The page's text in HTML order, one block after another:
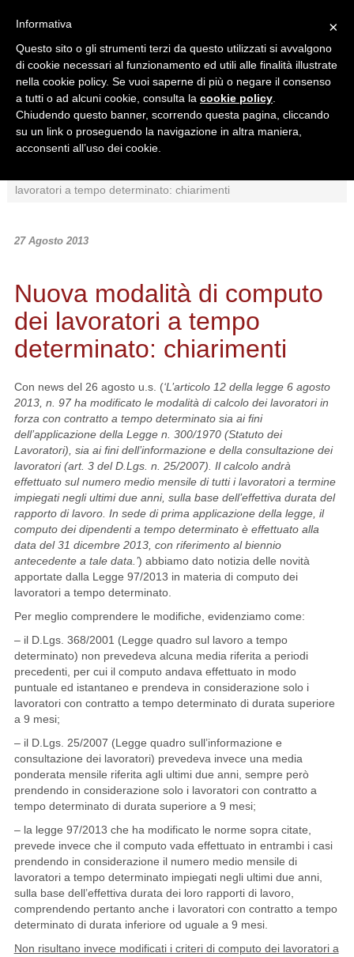
Ricerca in:
Sezione corrente
Tutto il sito
lavoratori a tempo determinato: chiarimenti
27 Agosto 2013
Nuova modalità di computo
dei lavoratori a tempo
determinato: chiarimenti
Con news del 26 agosto u.s. (‘L’articolo 12 della legge 6 agosto
2013, n. 97 ha modificato le modalità di calcolo dei lavoratori in
forza con contratto a tempo determinato sia ai fini
dell’applicazione della Legge n. 300/1970 (Statuto dei
Lavoratori), sia ai fini dell’informazione e della consultazione dei
lavoratori (art. 3 del D.Lgs. n. 25/2007). Il calcolo andrà
effettuato sul numero medio mensile di tutti i lavoratori a termine
impiegati negli ultimi due anni, sulla base dell’effettiva durata del
rapporto di lavoro. In sede di prima applicazione della legge, il
computo dei dipendenti a tempo determinato è effettuato alla
data del 31 dicembre 2013, con riferimento al biennio
antecedente a tale data.’) abbiamo dato notizia delle novità
apportate dalla Legge 97/2013 in materia di computo dei
lavoratori a tempo determinato.
Per meglio comprendere le modifiche, evidenziamo come:
– il D.Lgs. 368/2001 (Legge quadro sul lavoro a tempo
determinato) non prevedeva alcuna media riferita a periodi
precedenti, per cui il computo andava effettuato in modo
puntuale ed istantaneo e prendeva in considerazione solo i
lavoratori con contratto a tempo determinato di durata superiore
a 9 mesi;
– il D.Lgs. 25/2007 (Legge quadro sull’informazione e
consultazione dei lavoratori) prevedeva invece una media
ponderata mensile riferita agli ultimi due anni, sempre però
prendendo in considerazione solo i lavoratori con contratto a
tempo determinato di durata superiore a 9 mesi;
– la legge 97/2013 che ha modificato le norme sopra citate,
prevede invece che il computo vada effettuato in entrambi i casi
prendendo in considerazione il numero medio mensile di
lavoratori a tempo determinato impiegati negli ultimi due anni,
sulla base dell’effettiva durata dei loro rapporti di lavoro,
comprendendo pertanto anche i lavoratori con contratto a tempo
determinato di durata inferiore od uguale a 9 mesi.
Non risultano invece modificati i criteri di computo dei lavoratori a
×
Informativa
Questo sito o gli strumenti terzi da questo utilizzati si avvalgono
di cookie necessari al funzionamento ed utili alle finalità illustrate
nella cookie policy. Se vuoi saperne di più o negare il consenso
a tutti o ad alcuni cookie, consulta la cookie policy
Chiudendo questo banner, scorrendo questa pagina, cliccando
su un link o proseguendo la navigazione in altra maniera,
acconsenti all’uso dei cookie.